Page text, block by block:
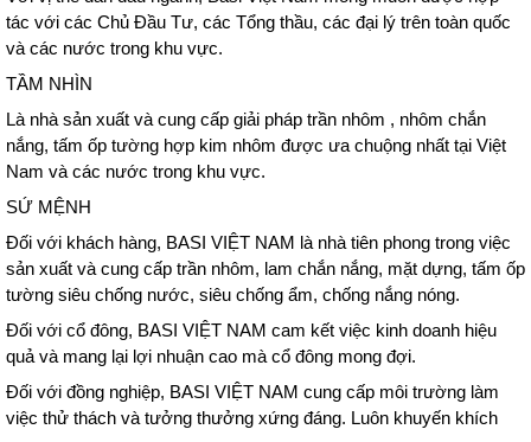
tác với các Chủ Đầu Tư, các Tổng thầu, các đại lý trên toàn quốc
và các nước trong khu vực.
TẦM NHÌN
Là nhà sản xuất và cung cấp giải pháp trần nhôm , nhôm chắn
nắng, tấm ốp tường hợp kim nhôm được ưa chuộng nhất tại Việt
Nam và các nước trong khu vực.
SỨ MỆNH
Đối với khách hàng, BASI VIỆT NAM là nhà tiên phong trong việc
sản xuất và cung cấp trần nhôm, lam chắn nắng, mặt dựng, tấm ốp
tường siêu chống nước, siêu chống ẩm, chống nắng nóng.
Đối với cổ đông, BASI VIỆT NAM cam kết việc kinh doanh hiệu
quả và mang lại lợi nhuận cao mà cổ đông mong đợi.
Đối với đồng nghiệp, BASI VIỆT NAM cung cấp môi trường làm
việc thử thách và tưởng thưởng xứng đáng. Luôn khuyến khích